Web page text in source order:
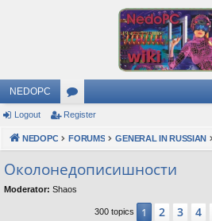
NEDOPC
or
u
s
Logout Register
NEDOPC FORUMS GENERAL IN RUSSIAN
Околонедописишности
Moderator: Shaos
300 topics 1 2 3 4